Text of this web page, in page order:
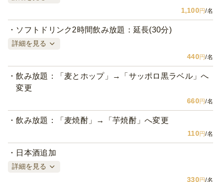
1,100円/名
ソフトドリンク2時間飲み放題：延長(30分)
詳細を見る
440円/名
飲み放題：「麦とホップ」→「サッポロ黒ラベル」へ
変更
660円/名
飲み放題：「麦焼酎」→「芋焼酎」へ変更
110円/名
日本酒追加
詳細を見る
330円/名